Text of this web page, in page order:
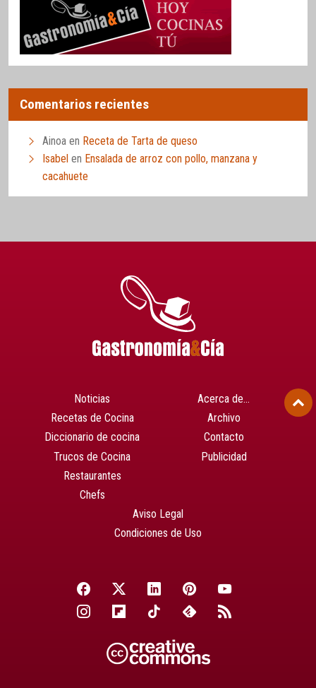
Comentarios recientes
Ainoa en Receta de Tarta de queso
Isabel en Ensalada de arroz con pollo, manzana y
cacahuete
Noticias
Recetas de Cocina
Diccionario de cocina
Trucos de Cocina
Restaurantes
Chefs
Acerca de…
Archivo
Contacto
Publicidad
Aviso Legal
Condiciones de Uso